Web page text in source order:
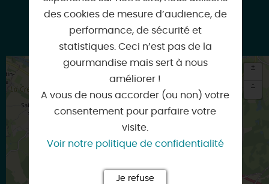
Instagram
×
Itinéraire vers
BRIARE
+
-
des cookies de mesure d’audience, de
performance, de sécurité et
statistiques. Ceci n’est pas de la
gourmandise mais sert à nous
améliorer !
A vous de nous accorder (ou non) votre
consentement pour parfaire votre
visite.
Voir notre politique de confidentialité
Je refuse